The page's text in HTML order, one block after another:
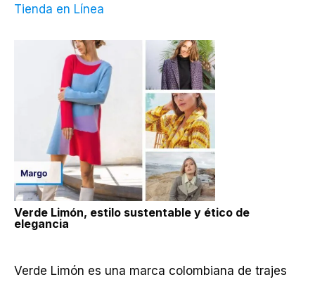
Tienda en Línea
Verde Limón, estilo sustentable y ético de
elegancia
Verde Limón es una marca colombiana de trajes